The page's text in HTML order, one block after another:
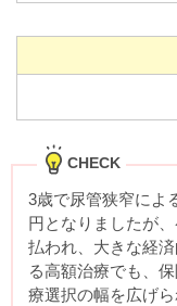
CHECK
3歳で尿管狭窄によ
円となりましたが
払われ、大きな経
る高額治療でも、
療選択の幅を広げら